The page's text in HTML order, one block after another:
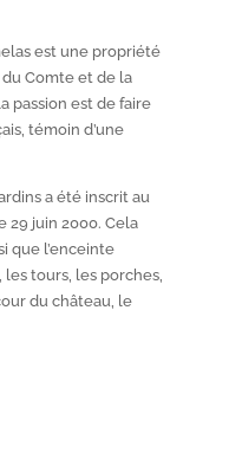
est une propriété
Comte et de la
passion est de faire
témoin d’une
a été inscrit au
29 juin 2000. Cela
que l’enceinte
tours, les porches,
du château, le